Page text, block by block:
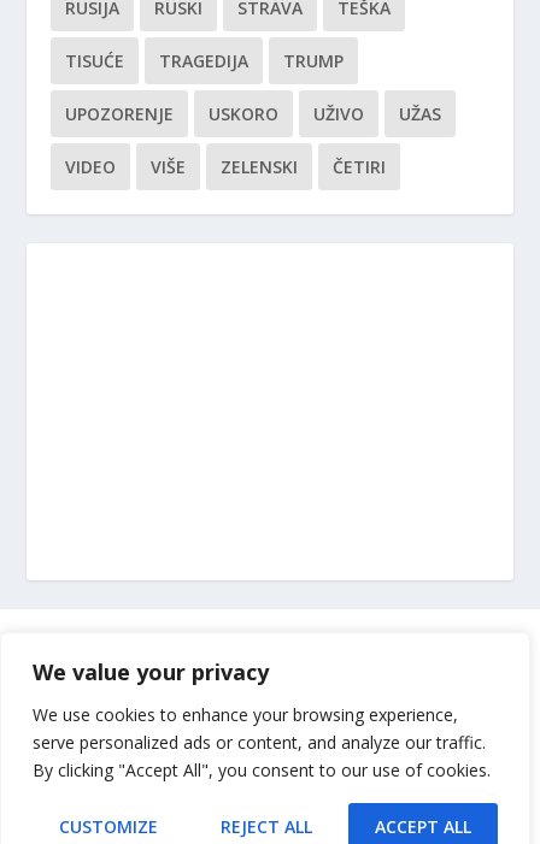
We value your privacy
We use cookies to enhance your browsing experience,
serve personalized ads or content, and analyze our traffic.
By clicking "Accept All", you consent to our use of cookies.
CUSTOMIZE REJECT ALL ACCEPT ALL
RUSIJA RUSKI STRAVA TEŠKA
TISUĆE TRAGEDIJA TRUMP
UPOZORENJE USKORO UŽIVO UŽAS
VIDEO VIŠE ZELENSKI ČETIRI
Impressum
Uvjeti korištenja
Kontakt